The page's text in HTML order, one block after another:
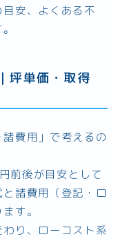
安、よくある不
坪単価・取得
費用」で考えるの
前後が目安として
諸費用（登記・ロ
す。
り、ローコスト系